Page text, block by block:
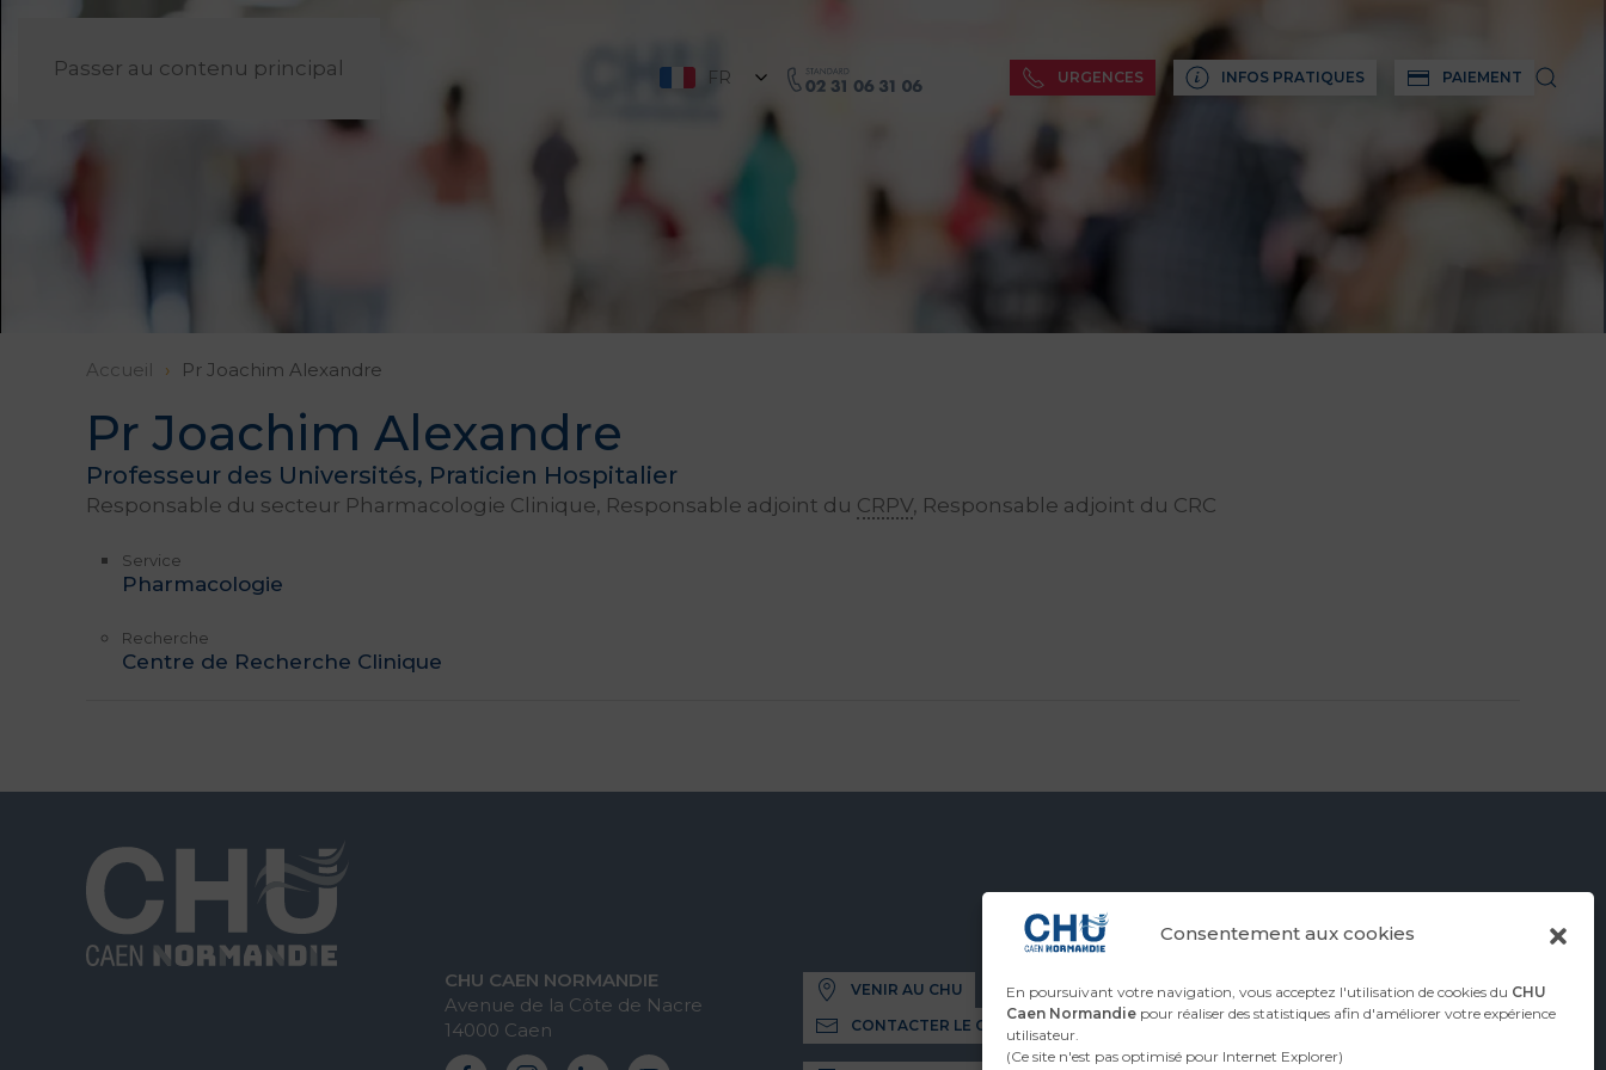
Consentement aux cookies
En poursuivant votre navigation, vous acceptez l'utilisation de cookies du CHU
Caen Normandie pour réaliser des statistiques afin d'améliorer votre expérience
utilisateur.
(Ce site n'est pas optimisé pour Internet Explorer)
Passer au contenu principal FR URGENCES INFOS PRATIQUES PAIEMENT
Accueil Pr Joachim Alexandre
Pr Joachim Alexandre
Professeur des Universités, Praticien Hospitalier
Responsable du secteur Pharmacologie Clinique, Responsable adjoint du CRPV, Responsable adjoint du CRC
Service
Pharmacologie
Recherche
Centre de Recherche Clinique
CHU CAEN NORMANDIE
Avenue de la Côte de Nacre
14000 Caen
VENIR AU CHU
CONTACTER LE CHU